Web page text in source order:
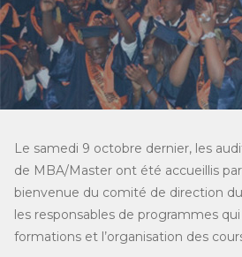
Le samedi 9 octobre dernier, les
de MBA/Master ont été accueillis
bienvenue du comité de direction
les responsables de programmes
formations et l’organisation des